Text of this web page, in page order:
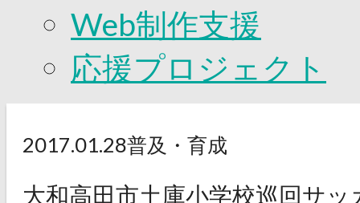
Web制作支援
応援プロジェクト
2017.01.28普及・育成
大和高田市土庫小学校巡回サ